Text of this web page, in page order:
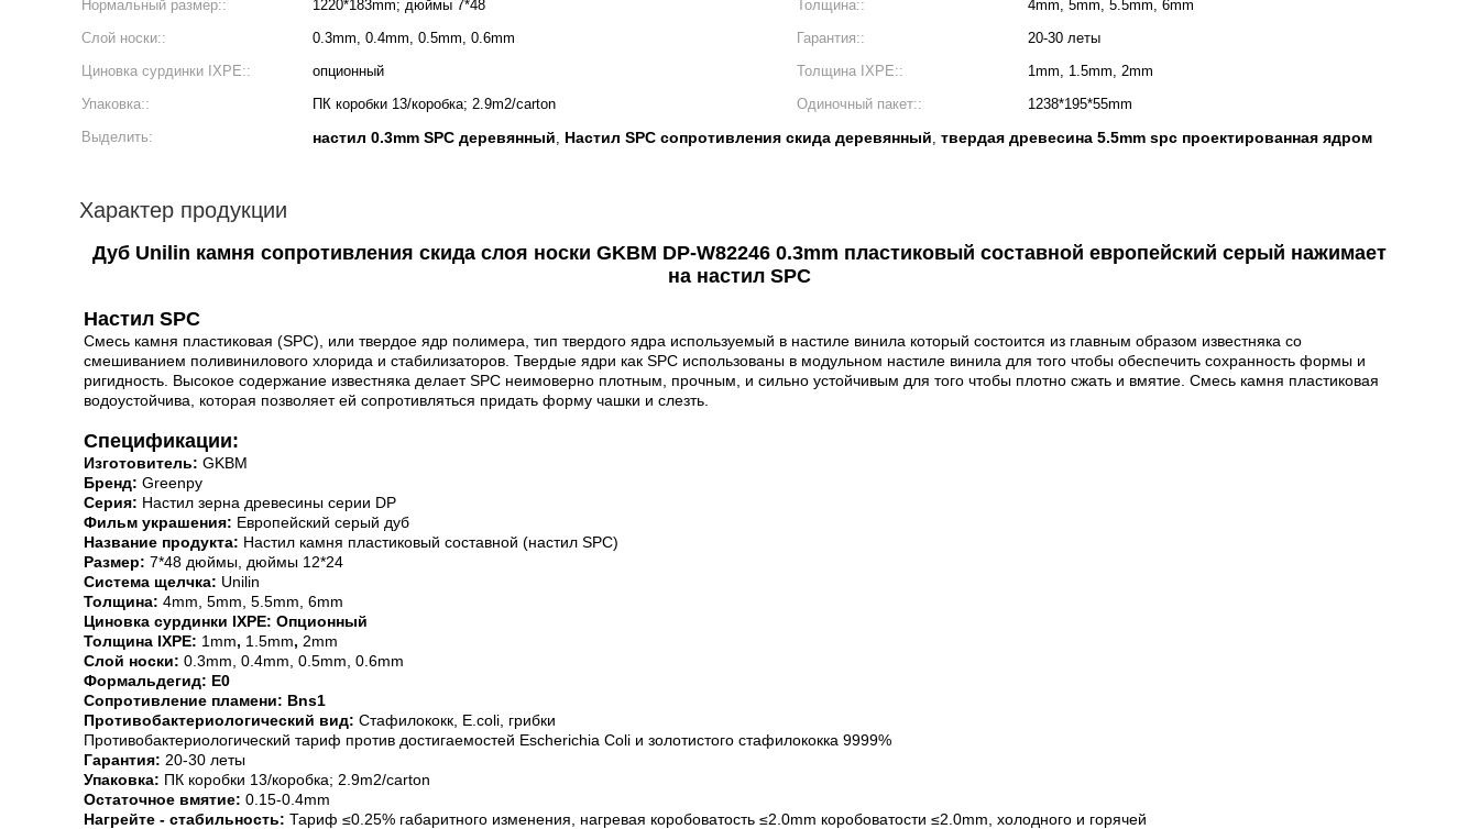
Нормальный размер::
1220*183mm; дюймы 7*48 Толщина::
4mm, 5mm, 5.5mm, 6mm
Слой носки::
0.3mm, 0.4mm, 0.5mm, 0.6mm Гарантия::
20-30 леты
Циновка сурдинки IXPE::
опционный Толщина IXPE::
1mm, 1.5mm, 2mm
Упаковка::
ПК коробки 13/коробка; 2.9m2/carton Одиночный пакет::
1238*195*55mm
Выделить:
настил 0.3mm SPC деревянный, Настил SPC сопротивления скида деревянный, твердая древесина 5.5mm spc проектированная ядром
Характер продукции
Дуб Unilin камня сопротивления скида слоя носки GKBM DP-W82246 0.3mm пластиковый составной европейский серый нажимает
на настил SPC
Настил SPC
Смесь камня пластиковая (SPC), или твердое ядр полимера, тип твердого ядра используемый в настиле винила который состоится из главным образом известняка со
смешиванием поливинилового хлорида и стабилизаторов. Твердые ядри как SPC использованы в модульном настиле винила для того чтобы обеспечить сохранность формы и
ригидность. Высокое содержание известняка делает SPC неимоверно плотным, прочным, и сильно устойчивым для того чтобы плотно сжать и вмятие. Смесь камня пластиковая
водоустойчива, которая позволяет ей сопротивляться придать форму чашки и слезть.
Спецификации:
Изготовитель: GKBM
Бренд: Greenpy
Серия: Настил зерна древесины серии DP
Фильм украшения: Европейский серый дуб
Название продукта: Настил камня пластиковый составной (настил SPC)
Размер: 7*48 дюймы, дюймы 12*24
Система щелчка: Unilin
Толщина: 4mm, 5mm, 5.5mm, 6mm
Циновка сурдинки IXPE: Опционный
Толщина IXPE: 1mm, 1.5mm, 2mm
Слой носки: 0.3mm, 0.4mm, 0.5mm, 0.6mm
Формальдегид: E0
Сопротивление пламени: Bns1
Противобактериологический вид: Стафилококк, E.coli, грибки
Противобактериологический тариф против достигаемостей Escherichia Coli и золотистого стафилококка 9999%
Гарантия: 20-30 леты
Упаковка: ПК коробки 13/коробка; 2.9m2/carton
Остаточное вмятие: 0.15-0.4mm
Нагрейте - стабильность: Тариф ≤0.25% габаритного изменения, нагревая коробоватость ≤2.0mm коробоватости ≤2.0mm, холодного и горячей